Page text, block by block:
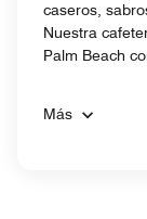
caseros,
Nuestra
Palm Beach
Más